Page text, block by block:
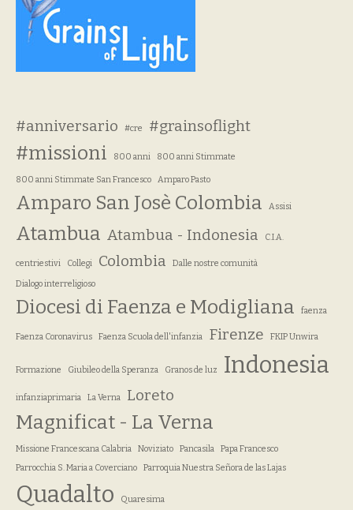
#anniversario #cre #grainsoflight
#missioni 800 anni 800 anni Stimmate
800 anni Stimmate San Francesco Amparo Pasto
Amparo San Josè Colombia Assisi
Atambua Atambua - Indonesia C.I.A.
centriestivi Collegi Colombia
Dalle nostre comunità
Dialogo interreligioso
Diocesi di Faenza e Modigliana faenza
Faenza Coronavirus Faenza Scuola dell'infanzia Firenze FKIP Unwira
Formazione Giubileo della Speranza Granos de luz Indonesia
infanziaprimaria La Verna Loreto
Magnificat - La Verna
Missione Francescana Calabria Noviziato Pancasila
Papa Francesco
Parrocchia S. Maria a Coverciano
Parroquia Nuestra Señora de las Lajas
Quadalto Quaresima